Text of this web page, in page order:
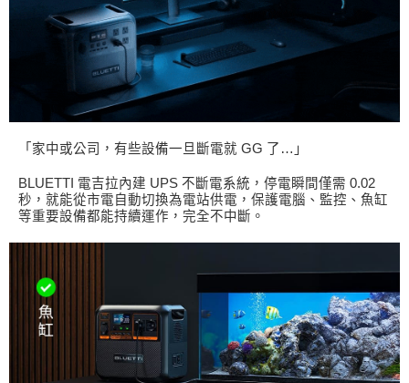
「家中或公司，有些設備一旦斷電就 GG 了…」
BLUETTI 電吉拉內建 UPS 不斷電系統，停電瞬間僅需 0.02
秒，就能從市電自動切換為電站供電，保護電腦、監控、魚缸
等重要設備都能持續運作，完全不中斷。